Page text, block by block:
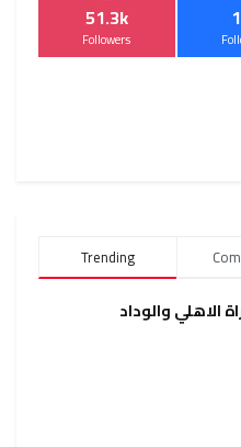
51.3k
Followers
Trending
الاهلي والوداد